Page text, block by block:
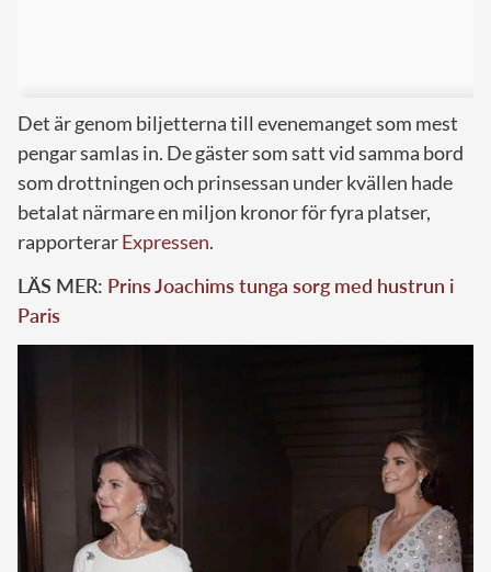
Det är genom biljetterna till evenemanget som mest
pengar samlas in. De gäster som satt vid samma bord
som drottningen och prinsessan under kvällen hade
betalat närmare en miljon kronor för fyra platser,
rapporterarExpressen.
LÄS MER: Prins Joachims tunga sorg med hustrun i
Paris